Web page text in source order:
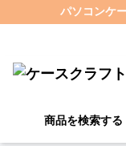
パソコンケ
商品を検索する